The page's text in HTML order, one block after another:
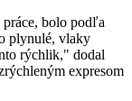
práce, bolo podľa
plynulé, vlaky
rýchlik," dodal
expresom